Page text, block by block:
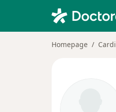
Homepage